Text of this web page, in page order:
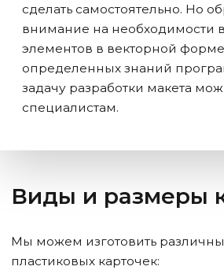
сделать самостоятельно. Но
внимание на необходимости
элементов в векторной
определенных знаний
задачу разработки макета
специалистам.
Виды и размеры
Мы можем изготовить
пластиковых карточек: